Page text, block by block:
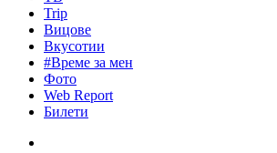
Trip
Вицове
Вкусотии
#Време за мен
Фото
Web Report
Билети